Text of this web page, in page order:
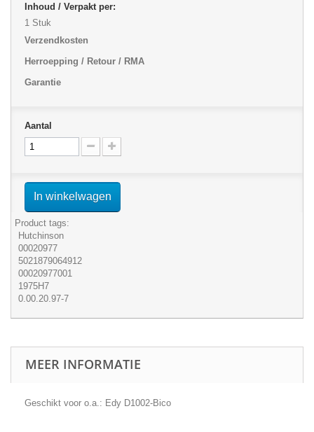
Inhoud / Verpakt per:
1 Stuk
Verzendkosten
Herroepping / Retour / RMA
Garantie
Aantal
In winkelwagen
Product tags:
Hutchinson
00020977
5021879064912
00020977001
1975H7
0.00.20.97-7
MEER INFORMATIE
Geschikt voor o.a.: Edy D1002-Bico